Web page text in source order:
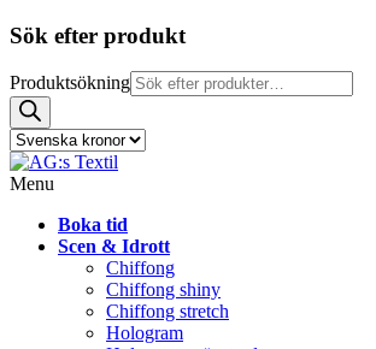
Sök efter produkt
Produktsökning
Menu
Boka tid
Scen & Idrott
Chiffong
Chiffong shiny
Chiffong stretch
Hologram